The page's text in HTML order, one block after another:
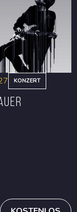
KONZERT